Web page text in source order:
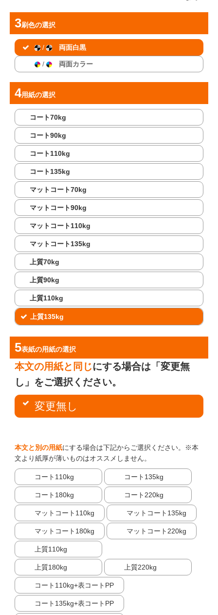
刷色の選択
/ 両面白黒
/ 両面カラー
用紙の選択
コート70kg
コート90kg
コート110kg
コート135kg
マットコート70kg
マットコート90kg
マットコート110kg
マットコート135kg
上質70kg
上質90kg
上質110kg
上質135kg
表紙の用紙の選択
本文の用紙と同じにする場合は「変更無
し」をご選択ください。
変更無し
本文と別の用紙にする場合は下記からご選択ください。※本
文より紙厚が薄いものはオススメしません。
コート110kg コート135kg
コート180kg コート220kg
マットコート110kg マットコート135kg
マットコート180kg マットコート220kg
上質110kg
上質180kg 上質220kg
コート110kg+表コートPP
コート135kg+表コートPP